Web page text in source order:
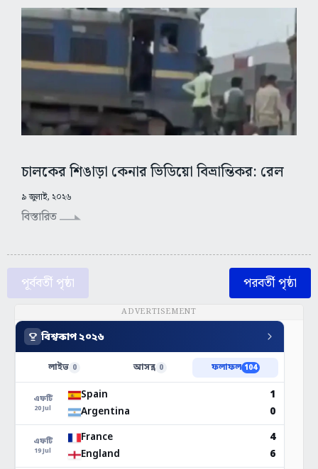
চালকের শিঙাড়া কেনার ভিডিয়ো বিভ্রান্তিকর: রেল
৯ জুলাই, ২০২৬
বিস্তারিত
পূর্ববর্তী পৃষ্ঠা পরবর্তী পৃষ্ঠা
ADVERTISEMENT